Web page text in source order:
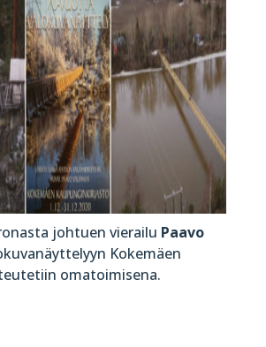
johtuen vierailu Paavo
Kokemäen
omatoimisena.